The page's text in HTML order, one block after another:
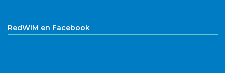
RedWIM en Facebook